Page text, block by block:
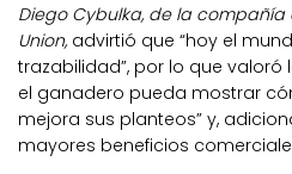
Diego Cybulka, de la
Union,advirtió que “hoy el
trazabilidad”, por lo que valoró
el ganadero pueda mostrar
mejora sus planteos” y,
mayores beneficios